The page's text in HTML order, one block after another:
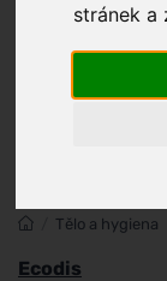
stránek a
Tělo a hygiena
Ecodis